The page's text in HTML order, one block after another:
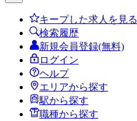
キープした求人を見る
検索履歴
新規会員登録(無料)
ログイン
ヘルプ
エリアから探す
駅から探す
職種から探す